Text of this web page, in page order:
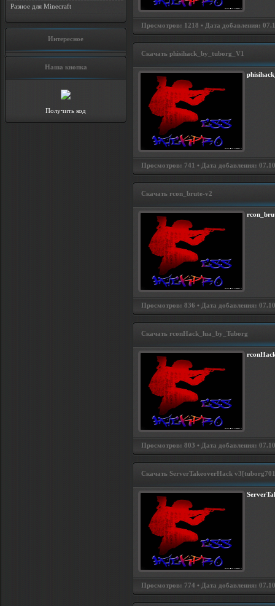
Разное для Minecraft
Интересное
Наша кнопка
Получить код
Просмотров: 1218 • Дата добавления:
Скачать phisihack_by_tuborg_V1
Просмотров: 741 • Дата добавления:
Скачать rcon_brute-v2
Просмотров: 836 • Дата добавления:
Скачать rconHack_lua_by_Tuborg
Просмотров: 803 • Дата добавления:
Скачать ServerTakeoverHack
Просмотров: 774 • Дата добавления: